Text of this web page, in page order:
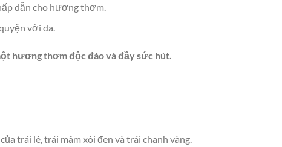
dẫn cho hương thơm.
với da.
hương thơm độc đáo và đầy sức hút.
trái lê, trái mâm xôi đen và trái chanh vàng.